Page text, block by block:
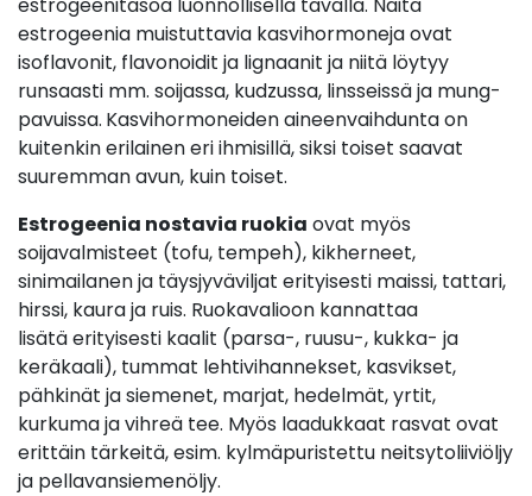
estrogeenia muistuttavia kasvihormoneja ovat
isoflavonit, flavonoidit ja lignaanit ja niitä löytyy
runsaasti mm. soijassa, kudzussa, linsseissä ja mung-
pavuissa. Kasvihormoneiden aineenvaihdunta on
kuitenkin erilainen eri ihmisillä, siksi toiset saavat
suuremman avun, kuin toiset.
Estrogeenia nostavia ruokia ovat myös
soijavalmisteet (tofu, tempeh), kikherneet,
sinimailanen ja täysjyväviljat erityisesti maissi, tattari,
hirssi, kaura ja ruis. Ruokavalioon kannattaa
lisätä erityisesti kaalit (parsa-, ruusu-, kukka- ja
keräkaali), tummat lehtivihannekset, kasvikset,
pähkinät ja siemenet, marjat, hedelmät, yrtit,
kurkuma ja vihreä tee. Myös laadukkaat rasvat ovat
erittäin tärkeitä, esim. kylmäpuristettu neitsytoliiviöljy
ja pellavansiemenöljy.